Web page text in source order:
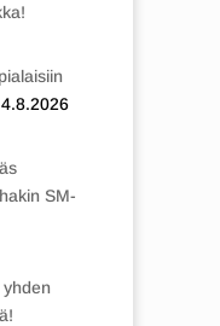
4.8.2026
SM-